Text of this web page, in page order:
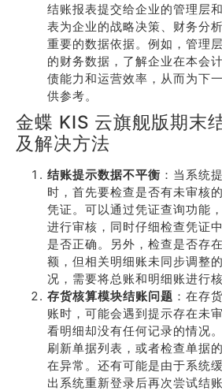
结账报表提交给企业的管理层
表为企业的战略决策、财务分
重要的数据依据。例如，管理
的财务数据，了解企业在本会
债能力和运营效率，从而为下
供参考。
金蝶 KIS 云旗舰版期末
及解决方法
结账提示数据不平衡 ：当系统
时，首先要检查是否有未审核
凭证。可以通过凭证查询功能
进行审核，同时仔细检查凭证
是否正确。另外，检查是否存
额，但相关明细账未同步调整
况，需要将总账和明细账进行
存货核算模块结账问题 ：在存
账时，可能会遇到提示存在未
看明细却没有任何记录的情况
刷新单据列表，或者检查单据
在异常。还有可能是由于系统
出系统重新登录后再次尝试结账